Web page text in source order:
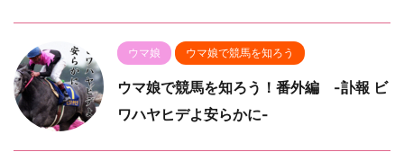
ウマ娘 ウマ娘で競馬を知ろう
ウマ娘で競馬を知ろう！番外編 -訃報 ビ
ワハヤヒデよ安らかに-